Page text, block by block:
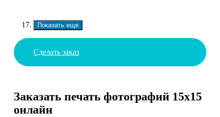
Показать еще
Сделать заказ
Заказать печать фотографий 15х15
онлайн